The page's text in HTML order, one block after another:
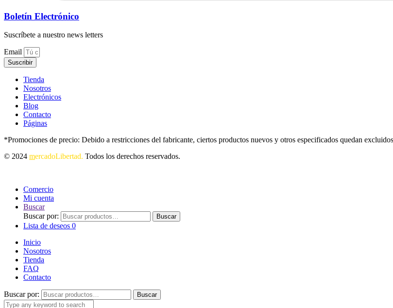
Boletín Electrónico
Suscríbete a nuestro news letters
Email
Suscribir
Tienda
Nosotros
Electrónicos
Blog
Contacto
Páginas
*Promociones de precio: Debido a restricciones del fabricante, ciertos productos nuevos y otros especificados quedan
© 2024 mercadoLibertad. Todos los derechos reservados.
Comercio
Mi cuenta
Buscar
Buscar por:
Buscar
Lista de deseos 0
Inicio
Nosotros
Tienda
FAQ
Contacto
Buscar por: Buscar